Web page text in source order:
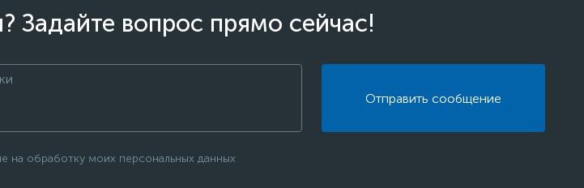
Задайте вопрос прямо сейчас!
Отправить сообщение
на обработку моих персональных данных